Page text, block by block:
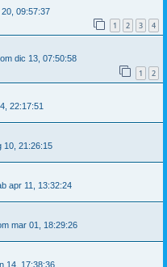
09:57:37
1 2 3 4
dic 13, 07:50:58
1 2
22:17:51
10, 21:26:15
apr 11, 13:32:24
mar 01, 18:29:26
14, 17:38:36